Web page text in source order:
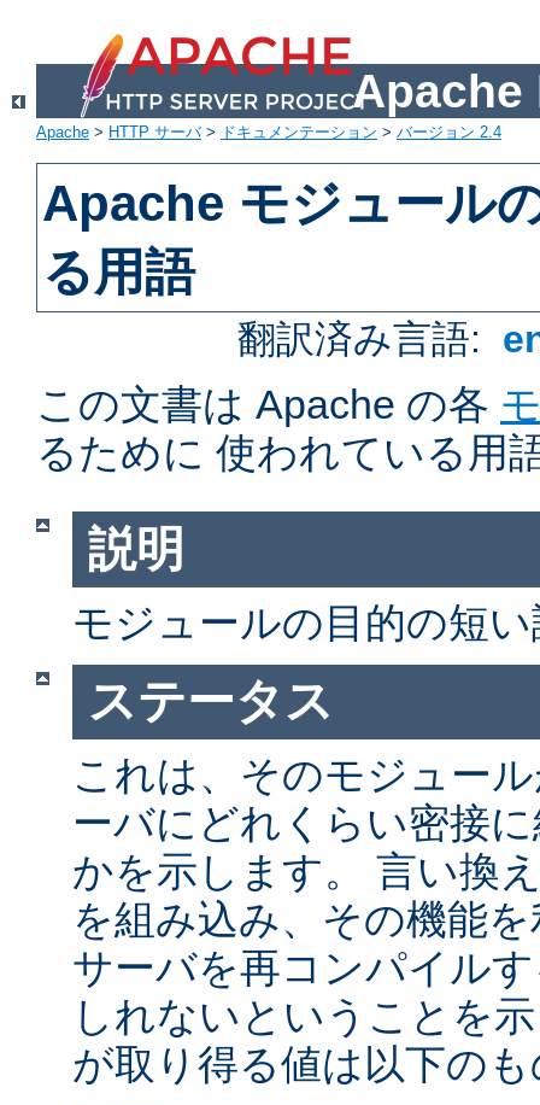
Apache
Apache > HTTP サーバ> ドキュメンテーション > バージョン 2.4
Apache モジュール
る用語
翻訳済み言語:
この文書は Apache の各
るために 使われている用
説明
モジュールの目的の短
ステータス
これは、そのモジュー
ーバにどれくらい密接
かを示します。 言い換
を組み込み、その機能
サーバを再コンパイル
しれないということを
が取り得る値は以下の